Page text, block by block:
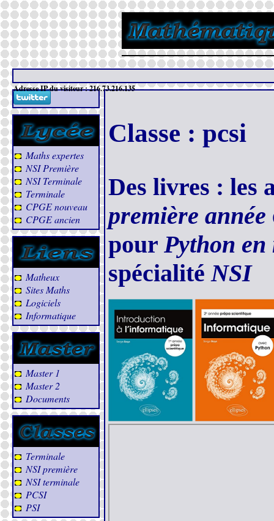
Adresse IP du visiteur : 216.73.216.135
Maths expertes
NSI Première
NSI Terminale
Terminale
CPGE nouveau
CPGE ancien
Matheux
Sites Maths
Logiciels
Informatique
Master 1
Master 2
Documents
Terminale
NSI première
NSI terminale
PCSI
PSI
Classe : pcsi
Des livres : les
première année
pour Python en
spécialitéNSI